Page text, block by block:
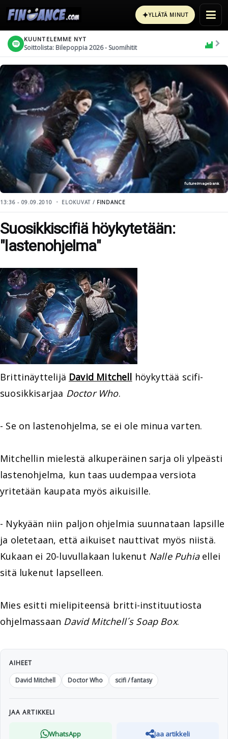
✦YLLÄTÄ MINUT
KUUNTELEMME NYT
Soittolista: Bilepoppia 2026 - Suomihitit
futureimagebank
13:36 - 09.09.2010 ELOKUVAT / FINDANCE
Suosikkiscifiä höykytetään:
"lastenohjelma"
Brittinäyttelijä David Mitchell höykyttää scifi-
suosikkisarjaa Doctor Who.
- Se on lastenohjelma, se ei ole minua varten.
Mitchellin mielestä alkuperäinen sarja oli ylpeästi
lastenohjelma, kun taas uudempaa versiota
yritetään kaupata myös aikuisille.
- Nykyään niin paljon ohjelmia suunnataan lapsille
ja oletetaan, että aikuiset nauttivat myös niistä.
Kukaan ei 20-luvullakaan lukenut Nalle Puhiaellei
sitä lukenut lapselleen.
Mies esitti mielipiteensä britti-instituutiosta
ohjelmassaan David Mitchell´s Soap Box.
AIHEET
David Mitchell
Doctor Who scifi / fantasy
JAA ARTIKKELI
WhatsApp Jaa artikkeli